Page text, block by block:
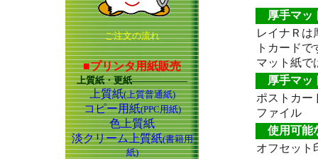
ご注文の流れ
■プリンタ用紙販売
上質紙・更紙――――――
上質紙(上質普通紙)
コピー用紙(PPC用紙)
色上質紙
淡クリーム上質紙(書籍用
紙)
厚手マッ
レイナＲは
トカードで
マット紙で
厚手マッ
ポストカー
ファイル
使用可能
オフセット